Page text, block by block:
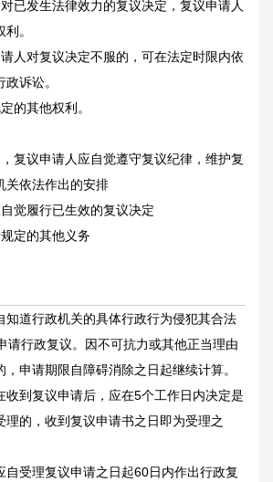
对已发生法律效力的复议决定，复议申请人
。
请人对复议决定不服的，可在法定时限内依
诉讼。
的其他权利。
，复议申请人应自觉遵守复议纪律，维护复
关依法作出的安排
自觉履行已生效的复议决定
定的其他义务
知道行政机关的具体行政行为侵犯其合法
请行政复议。因不可抗力或其他正当理由
申请期限自障碍消除之日起继续计算。
收到复议申请后，应在5个工作日内决定是
理的，收到复议申请书之日即为受理之
自受理复议申请之日起60日内作出行政复